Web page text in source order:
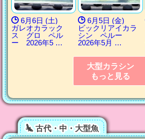
6月6日 (土)
ガレオカラック
ス グロ ペル
ー 2026年5 …
6月5日 (金)
ビックリアイカラ
シン ペルー
2026年5月 …
大型カラシン
もっと見る
古代・中・大型魚